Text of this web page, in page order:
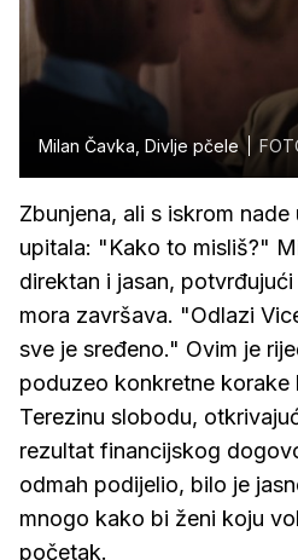
Milan Čavka, Divlje pčele
Zbunjena, ali s iskrom
upitala: "Kako to misliš?"
direktan i jasan,
mora završava. "Odlazi
sve je sređeno." Ovim je
poduzeo konkretne korake
Terezinu slobodu,
rezultat financijskog
odmah podijelio, bilo je
mnogo kako bi ženi koju
početak.